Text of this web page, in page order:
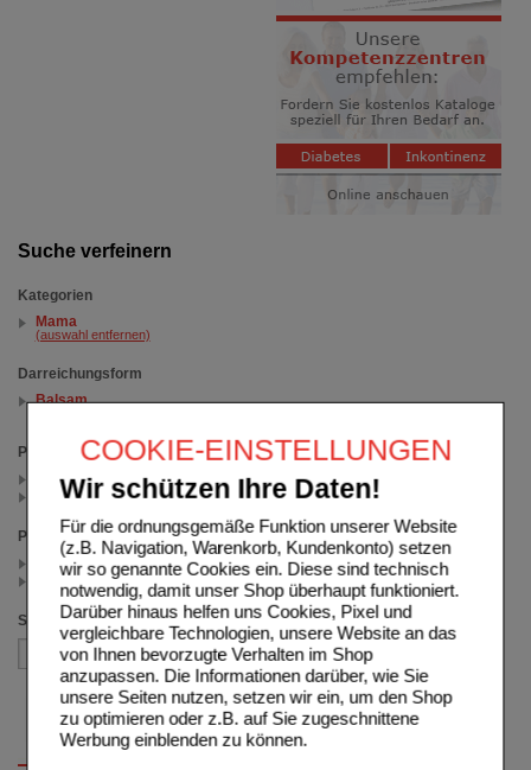
COOKIE-EINSTELLUNGEN
Wir schützen Ihre Daten!
Für die ordnungsgemäße Funktion unserer Website
(z.B. Navigation, Warenkorb, Kundenkonto) setzen
wir so genannte Cookies ein. Diese sind technisch
notwendig, damit unser Shop überhaupt funktioniert.
Darüber hinaus helfen uns Cookies, Pixel und
vergleichbare Technologien, unsere Website an das
von Ihnen bevorzugte Verhalten im Shop
anzupassen. Die Informationen darüber, wie Sie
unsere Seiten nutzen, setzen wir ein, um den Shop
zu optimieren oder z.B. auf Sie zugeschnittene
Werbung einblenden zu können.
Suche verfeinern
Kategorien
Mama
(auswahl entfernen)
Darreichungsform
Balsam
Packungsgröße
7.5 ml (1)
125 ml (1)
Preis
< 5.00 (1)
Sortieren nach